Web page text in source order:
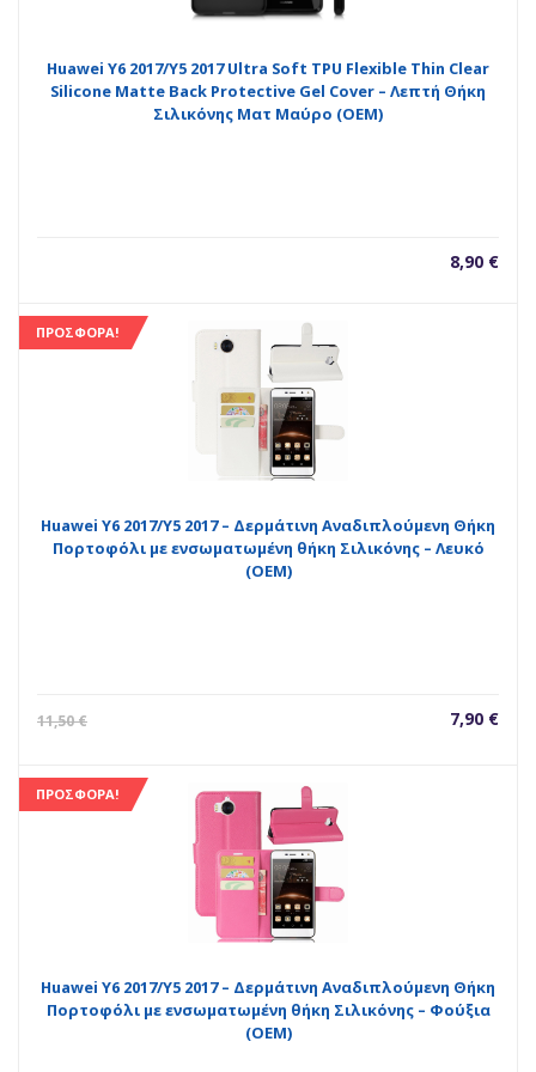
Huawei Y6 2017/Y5 2017 Ultra Soft TPU Flexible Thin Clear
Silicone Matte Back Protective Gel Cover – Λεπτή Θήκη
Σιλικόνης Ματ Μαύρο (ΟΕΜ)
8,90 €
ΠΡΟΣΦΟΡΆ!
Huawei Y6 2017/Y5 2017 – Δερμάτινη Αναδιπλούμενη Θήκη
Πορτοφόλι με ενσωματωμένη θήκη Σιλικόνης – Λευκό
(ΟΕΜ)
11,50€ 7,90 €
Η
ΠΡΟΣΦΟΡΆ!
Huawei Y6 2017/Y5 2017 – Δερμάτινη Αναδιπλούμενη Θήκη
Πορτοφόλι με ενσωματωμένη θήκη Σιλικόνης – Φούξια
(ΟΕΜ)